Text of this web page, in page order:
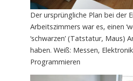
Der ursprüngliche Plan bei der
Arbeitszimmers war es, einen
‘schwarzen’ (Tatstatur, Maus)
haben. Weiß: Messen,
Programmieren